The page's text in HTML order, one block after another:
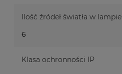
Ilość źródeł światła w lampie
6
Klasa ochronności IP